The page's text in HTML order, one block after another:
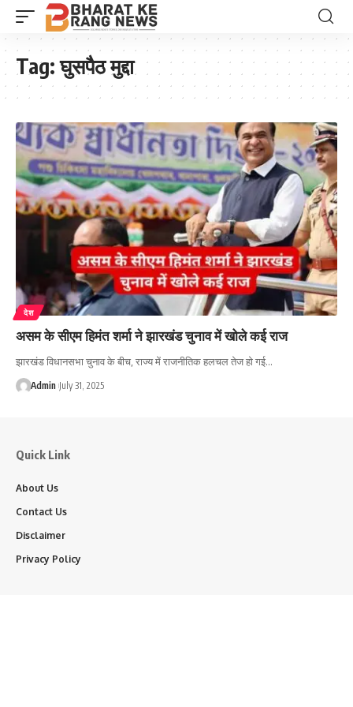
Tag:घुसपैठ मुद्दा
देश
असम के सीएम हिमंत शर्मा ने झारखंड चुनाव में खोले कई राज
झारखंड विधानसभा चुनाव के बीच, राज्य में राजनीतिक हलचल तेज हो गई…
Admin July 31, 2025
Quick Link
About Us
Contact Us
Disclaimer
Privacy Policy